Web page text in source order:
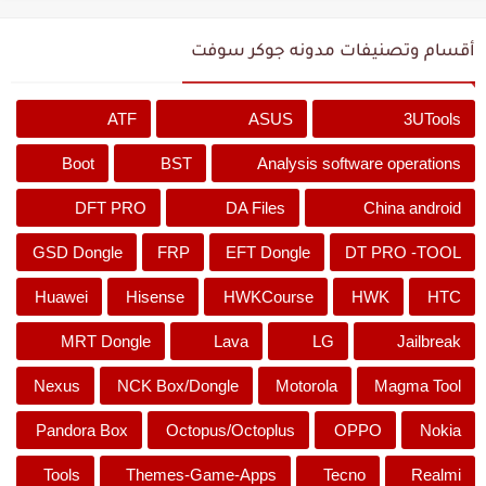
أقسام وتصنيفات مدونه جوكر سوفت
3UTools
ASUS
ATF
Analysis software operations
BST
Boot
China android
DA Files
DFT PRO
DT PRO -TOOL
EFT Dongle
FRP
GSD Dongle
HTC
HWK
HWKCourse
Hisense
Huawei
Jailbreak
LG
Lava
MRT Dongle
Magma Tool
Motorola
NCK Box/Dongle
Nexus
Nokia
OPPO
Octopus/Octoplus
Pandora Box
Realmi
Tecno
Themes-Game-Apps
Tools